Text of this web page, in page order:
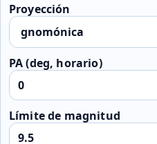
Proyección
PA (deg, horario)
Límite de magnitud